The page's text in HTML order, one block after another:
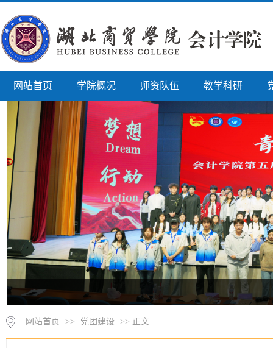
网站首页 学院概况 师资队伍 教学科研
网站首页 >> 党团建设 >> 正文